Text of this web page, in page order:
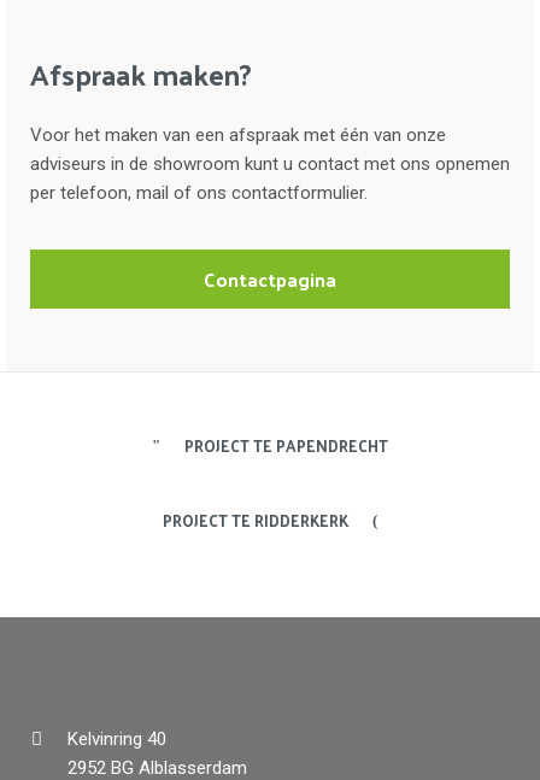
Afspraak maken?
Voor het maken van een afspraak met één van onze
adviseurs in de showroom kunt u contact met ons opnemen
per telefoon, mail of ons contactformulier.
Contactpagina
PROJECT TE PAPENDRECHT
PROJECT TE RIDDERKERK
Kelvinring 40
2952 BG Alblasserdam